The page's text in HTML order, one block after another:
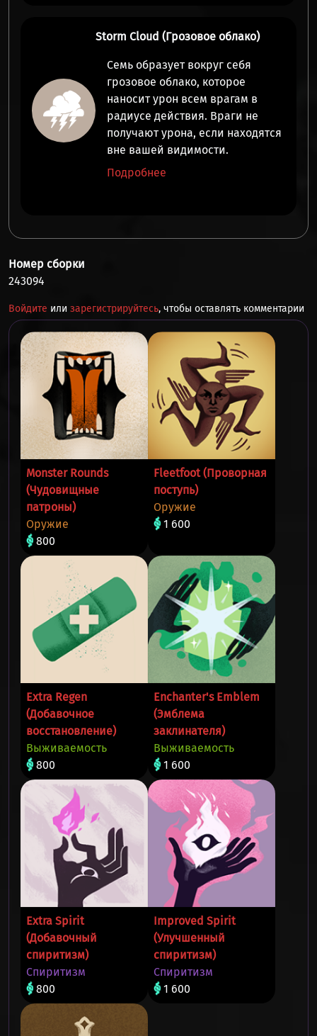
Storm Cloud (Грозовое облако)
Семь образует вокруг себя
грозовое облако, которое
наносит урон всем врагам в
радиусе действия. Враги не
получают урона, если находятся
вне вашей видимости.
Подробнее
Номер сборки
243094
Войдите или зарегистрируйтесь, чтобы оставлять комментарии
Monster Rounds
(Чудовищные
патроны)
Оружие
800
Fleetfoot (Проворная
поступь)
Оружие
1 600
Extra Regen
(Добавочное
восстановление)
Выживаемость
800
Enchanter's Emblem
(Эмблема
заклинателя)
Выживаемость
1 600
Extra Spirit
(Добавочный
спиритизм)
Спиритизм
800
Improved Spirit
(Улучшенный
спиритизм)
Спиритизм
1 600